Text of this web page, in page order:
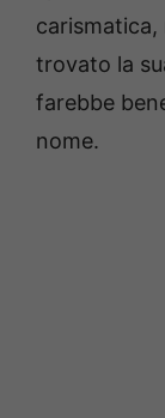
carismatica,
trovato la
farebbe
nome.